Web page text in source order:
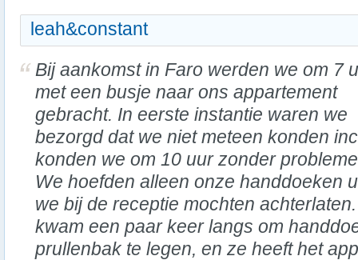
leah&constant
Bij aankomst in Faro werden we om 7
met een busje naar ons appartement
gebracht. In eerste instantie waren we
bezorgd dat we niet meteen konden
konden we om 10 uur zonder
We hoefden alleen onze handdoeken
we bij de receptie mochten
kwam een paar keer langs om
prullenbak te legen, en ze heeft het